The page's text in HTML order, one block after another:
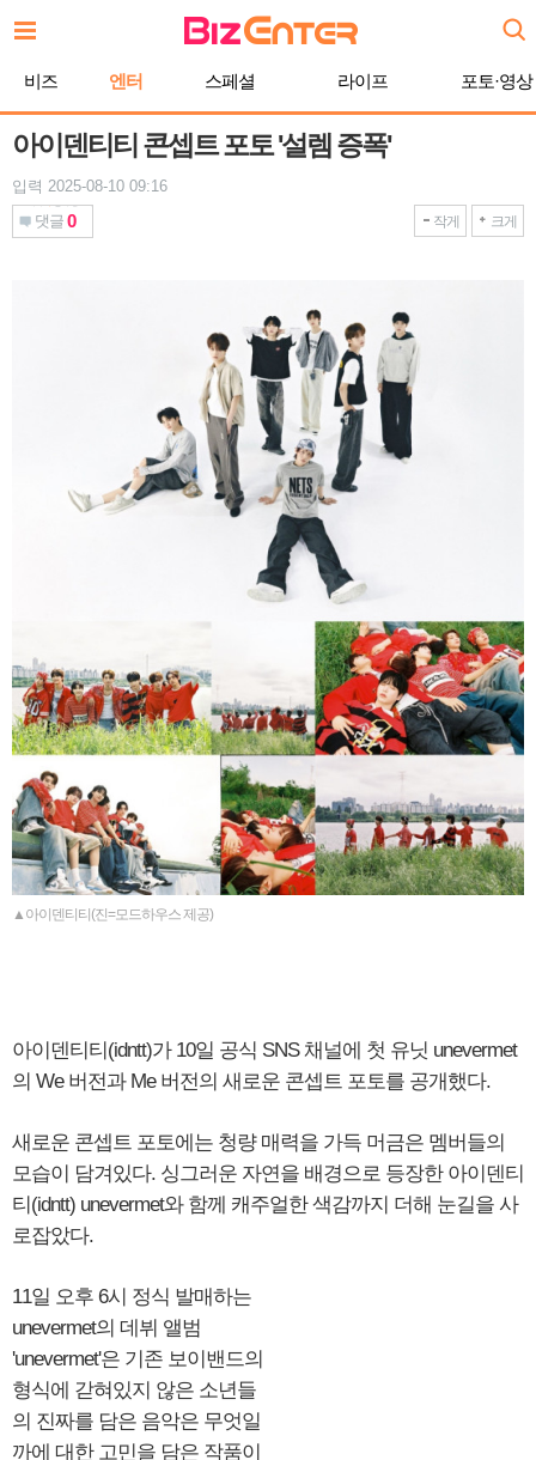
문
비즈 엔터 스페셜 라이프 포토·영상
아이덴티티 콘셉트 포토 '설렘 증폭'
입력 2025-08-10 09:16
댓글 0 작게 크게
▲아이덴티티(진=모드하우스 제공)
아이덴티티(idntt)가 10일 공식 SNS 채널에 첫 유닛 unevermet
의 We 버전과 Me 버전의 새로운 콘셉트 포토를 공개했다.
새로운 콘셉트 포토에는 청량 매력을 가득 머금은 멤버들의
모습이 담겨있다. 싱그러운 자연을 배경으로 등장한 아이덴티
티(idntt) unevermet와 함께 캐주얼한 색감까지 더해 눈길을 사
로잡았다.
11일 오후 6시 정식 발매하는
unevermet의 데뷔 앨범
'unevermet'은 기존 보이밴드의
형식에 갇혀있지 않은 소년들
의 진짜를 담은 음악은 무엇일
까에 대한 고민을 담은 작품이